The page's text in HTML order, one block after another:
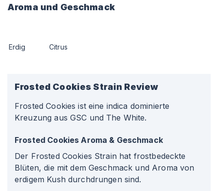
Aroma und Geschmack
Erdig Citrus
Frosted Cookies Strain Review
Frosted Cookies ist eine indica dominierte
Kreuzung aus GSC und The White.
Frosted Cookies Aroma & Geschmack
Der Frosted Cookies Strain hat frostbedeckte
Blüten, die mit dem Geschmack und Aroma von
erdigem Kush durchdrungen sind.